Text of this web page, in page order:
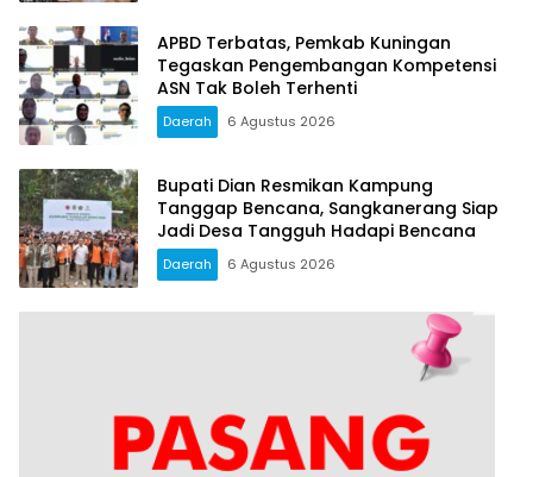
APBD Terbatas, Pemkab Kuningan
Tegaskan Pengembangan Kompetensi
ASN Tak Boleh Terhenti
Daerah 6 Agustus 2026
Bupati Dian Resmikan Kampung
Tanggap Bencana, Sangkanerang Siap
Jadi Desa Tangguh Hadapi Bencana
Daerah 6 Agustus 2026